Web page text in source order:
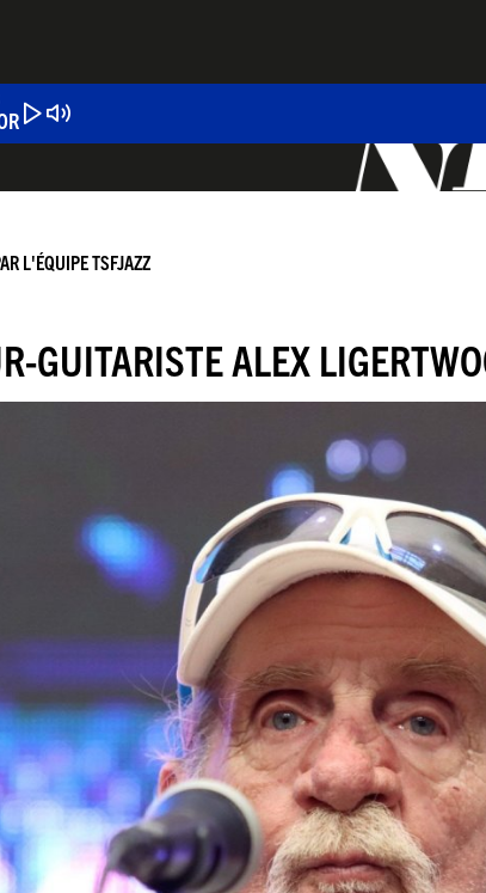
L'ÉQUIPE TSFJAZZ
GUITARISTE ALEX